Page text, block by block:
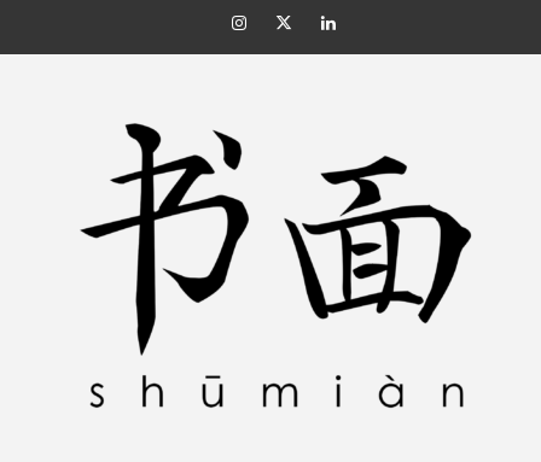
InstagramTwitterLinkedin